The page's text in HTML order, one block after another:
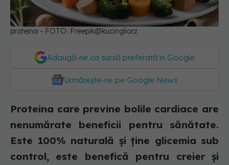
proteina - FOTO: Freepik@kucingliarz
Adaugă-ne ca sursă preferată în Google
Urmărește-ne pe Google News
Proteina care previne bolile cardiace are
nenumărate beneficii pentru sănătate.
Este 100% naturală și ține glicemia sub
control, este benefică pentru creier și